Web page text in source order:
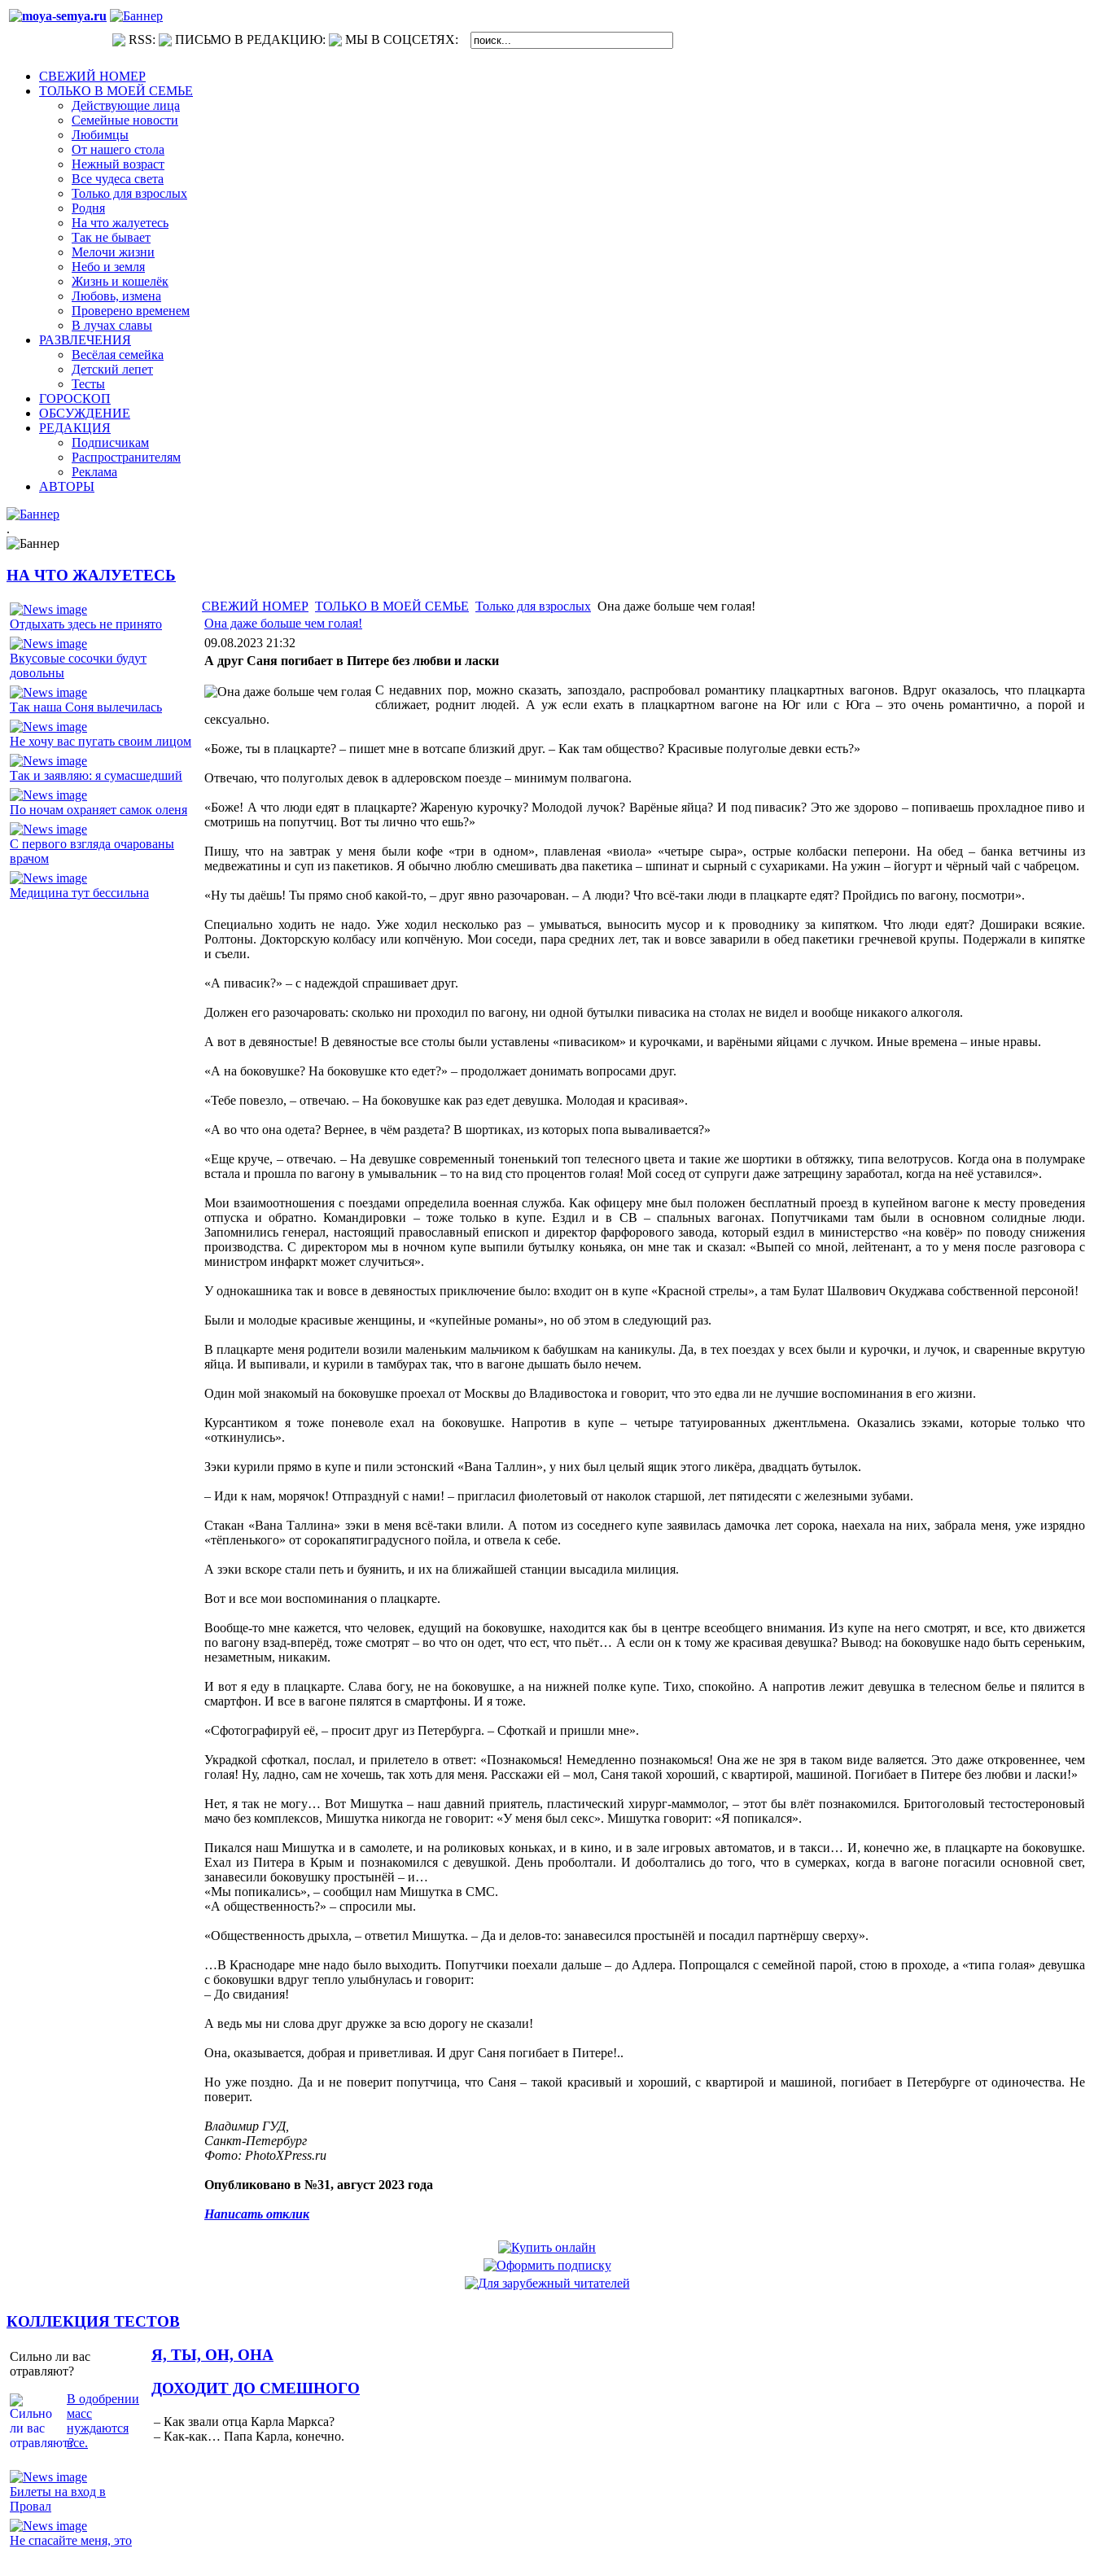
RSS: ПИСЬМО В РЕДАКЦИЮ: МЫ В СОЦСЕТЯХ:
СВЕЖИЙ НОМЕР
ТОЛЬКО В МОЕЙ СЕМЬЕ
Действующие лица
Семейные новости
Любимцы
От нашего стола
Нежный возраст
Все чудеса света
Только для взрослых
Родня
На что жалуетесь
Так не бывает
Мелочи жизни
Небо и земля
Жизнь и кошелёк
Любовь, измена
Проверено временем
В лучах славы
РАЗВЛЕЧЕНИЯ
Весёлая семейка
Детский лепет
Тесты
ГОРОСКОП
ОБСУЖДЕНИЕ
РЕДАКЦИЯ
Подписчикам
Распространителям
Реклама
АВТОРЫ
.
НА ЧТО ЖАЛУЕТЕСЬ
Отдыхать здесь не принято
Вкусовые сосочки будут
довольны
Так наша Соня вылечилась
Не хочу вас пугать своим лицом
Так и заявляю: я сумасшедший
По ночам охраняет самок оленя
С первого взгляда очарованы
врачом
Медицина тут бессильна
СВЕЖИЙ НОМЕР ТОЛЬКО В МОЕЙ СЕМЬЕ Только для взрослых Она даже больше чем голая!
Она даже больше чем голая!
09.08.2023 21:32
А друг Саня погибает в Питере без любви и ласки
С недавних пор, можно сказать, запоздало, распробовал романтику плацкартных вагонов. Вдруг оказалось, что плацкарта
сближает, роднит людей. А уж если ехать в плацкартном вагоне на Юг или с Юга – это очень романтично, а порой и
сексуально.
«Боже, ты в плацкарте? – пишет мне в вотсапе близкий друг. – Как там общество? Красивые полуголые девки есть?»
Отвечаю, что полуголых девок в адлеровском поезде – минимум полвагона.
«Боже! А что люди едят в плацкарте? Жареную курочку? Молодой лучок? Варёные яйца? И под пивасик? Это же здорово – попиваешь прохладное пиво и
смотришь на попутчиц. Вот ты лично что ешь?»
Пишу, что на завтрак у меня были кофе «три в одном», плавленая «виола» «четыре сыра», острые колбаски пеперони. На обед – банка ветчины из
медвежатины и суп из пакетиков. Я обычно люблю смешивать два пакетика – шпинат и сырный с сухариками. На ужин – йогурт и чёрный чай с чабрецом.
«Ну ты даёшь! Ты прямо сноб какой-то, – друг явно разочарован. – А люди? Что всё-таки люди в плацкарте едят? Пройдись по вагону, посмотри».
Специально ходить не надо. Уже ходил несколько раз – умываться, выносить мусор и к проводнику за кипятком. Что люди едят? Дошираки всякие.
Ролтоны. Докторскую колбасу или копчёную. Мои соседи, пара средних лет, так и вовсе заварили в обед пакетики гречневой крупы. Подержали в кипятке
и съели.
«А пивасик?» – с надеждой спрашивает друг.
Должен его разочаровать: сколько ни проходил по вагону, ни одной бутылки пивасика на столах не видел и вообще никакого алкоголя.
А вот в девяностые! В девяностые все столы были уставлены «пивасиком» и курочками, и варёными яйцами с лучком. Иные времена – иные нравы.
«А на боковушке? На боковушке кто едет?» – продолжает донимать вопросами друг.
«Тебе повезло, – отвечаю. – На боковушке как раз едет девушка. Молодая и красивая».
«А во что она одета? Вернее, в чём раздета? В шортиках, из которых попа вываливается?»
«Еще круче, – отвечаю. – На девушке современный тоненький топ телесного цвета и такие же шортики в обтяжку, типа велотрусов. Когда она в полумраке
встала и прошла по вагону в умывальник – то на вид сто процентов голая! Мой сосед от супруги даже затрещину заработал, когда на неё уставился».
Мои взаимоотношения с поездами определила военная служба. Как офицеру мне был положен бесплатный проезд в купейном вагоне к месту проведения
отпуска и обратно. Командировки – тоже только в купе. Ездил и в СВ – спальных вагонах. Попутчиками там были в основном солидные люди.
Запомнились генерал, настоящий православный епископ и директор фарфорового завода, который ездил в министерство «на ковёр» по поводу снижения
производства. С директором мы в ночном купе выпили бутылку коньяка, он мне так и сказал: «Выпей со мной, лейтенант, а то у меня после разговора с
министром инфаркт может случиться».
У однокашника так и вовсе в девяностых приключение было: входит он в купе «Красной стрелы», а там Булат Шалвович Окуджава собственной персоной!
Были и молодые красивые женщины, и «купейные романы», но об этом в следующий раз.
В плацкарте меня родители возили маленьким мальчиком к бабушкам на каникулы. Да, в тех поездах у всех были и курочки, и лучок, и сваренные вкрутую
яйца. И выпивали, и курили в тамбурах так, что в вагоне дышать было нечем.
Один мой знакомый на боковушке проехал от Москвы до Владивостока и говорит, что это едва ли не лучшие воспоминания в его жизни.
Курсантиком я тоже поневоле ехал на боковушке. Напротив в купе – четыре татуированных джентльмена. Оказались зэками, которые только что
«откинулись».
Зэки курили прямо в купе и пили эстонский «Вана Таллин», у них был целый ящик этого ликёра, двадцать бутылок.
– Иди к нам, морячок! Отпразднуй с нами! – пригласил фиолетовый от наколок старшой, лет пятидесяти с железными зубами.
Стакан «Вана Таллина» зэки в меня всё-таки влили. А потом из соседнего купе заявилась дамочка лет сорока, наехала на них, забрала меня, уже изрядно
«тёпленького» от сорокапятиградусного пойла, и отвела к себе.
А зэки вскоре стали петь и буянить, и их на ближайшей станции высадила милиция.
Вот и все мои воспоминания о плацкарте.
Вообще-то мне кажется, что человек, едущий на боковушке, находится как бы в центре всеобщего внимания. Из купе на него смотрят, и все, кто движется
по вагону взад-вперёд, тоже смотрят – во что он одет, что ест, что пьёт… А если он к тому же красивая девушка? Вывод: на боковушке надо быть сереньким,
незаметным, никаким.
И вот я еду в плацкарте. Слава богу, не на боковушке, а на нижней полке купе. Тихо, спокойно. А напротив лежит девушка в телесном белье и пялится в
смартфон. И все в вагоне пялятся в смартфоны. И я тоже.
«Сфотографируй её, – просит друг из Петербурга. – Сфоткай и пришли мне».
Украдкой сфоткал, послал, и прилетело в ответ: «Познакомься! Немедленно познакомься! Она же не зря в таком виде валяется. Это даже откровеннее, чем
голая! Ну, ладно, сам не хочешь, так хоть для меня. Расскажи ей – мол, Саня такой хороший, с квартирой, машиной. Погибает в Питере без любви и ласки!»
Нет, я так не могу… Вот Мишутка – наш давний приятель, пластический хирург-маммолог, – этот бы влёт познакомился. Бритоголовый тестостероновый
мачо без комплексов, Мишутка никогда не говорит: «У меня был секс». Мишутка говорит: «Я попикался».
Пикался наш Мишутка и в самолете, и на роликовых коньках, и в кино, и в зале игровых автоматов, и в такси… И, конечно же, в плацкарте на боковушке.
Ехал из Питера в Крым и познакомился с девушкой. День проболтали. И доболтались до того, что в сумерках, когда в вагоне погасили основной свет,
занавесили боковушку простынёй – и…
«Мы попикались», – сообщил нам Мишутка в СМС.
«А общественность?» – спросили мы.
«Общественность дрыхла, – ответил Мишутка. – Да и делов-то: занавесился простынёй и посадил партнёршу сверху».
…В Краснодаре мне надо было выходить. Попутчики поехали дальше – до Адлера. Попрощался с семейной парой, стою в проходе, а «типа голая» девушка
с боковушки вдруг тепло улыбнулась и говорит:
– До свидания!
А ведь мы ни слова друг дружке за всю дорогу не сказали!
Она, оказывается, добрая и приветливая. И друг Саня погибает в Питере!..
Но уже поздно. Да и не поверит попутчица, что Саня – такой красивый и хороший, с квартирой и машиной, погибает в Петербурге от одиночества. Не
поверит.
Владимир ГУД,
Санкт-Петербург
Фото: PhotoXPress.ru
Опубликовано в №31, август 2023 года
Написать отклик
КОЛЛЕКЦИЯ ТЕСТОВ
Сильно ли вас
отравляют?
В одобрении
масс
нуждаются
все.
Я, ТЫ, ОН, ОНА
Билеты на вход в
Провал
Не спасайте меня, это
ДОХОДИТ ДО СМЕШНОГО
– Как звали отца Карла Маркса?
– Как-как… Папа Карла, конечно.